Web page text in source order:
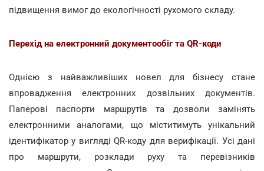
підвищення вимог до екологічності рухомого складу.
Перехід на електронний документообіг та QR-коди
Однією з найважливіших новел для бізнесу стане
впровадження електронних дозвільних документів.
Паперові паспорти маршрутів та дозволи замінять
електронними аналогами, що міститимуть унікальний
ідентифікатор у вигляді QR-коду для верифікації. Усі дані
про маршрути, розклади руху та перевізників